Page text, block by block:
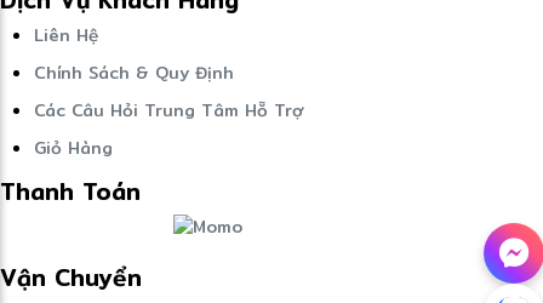
Liên Hệ
Chính Sách & Quy Định
Các Câu Hỏi Trung Tâm Hỗ Trợ
Giỏ Hàng
Thanh Toán
Vận Chuyển